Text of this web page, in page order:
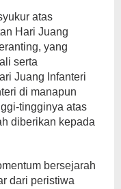
atas
Hari Juang
yang
serta
Juang Infanteri
di manapun
tingginya atas
diberikan kepada
bersejarah
dari peristiwa